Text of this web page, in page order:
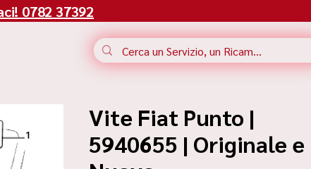
0782 37392
Vite Fiat Punto |
5940655 | Originale e